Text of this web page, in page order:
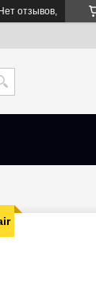
Нет отзывов,